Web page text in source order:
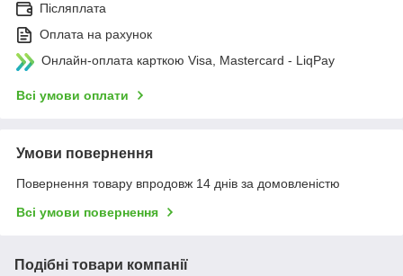
Післяплата
Оплата на рахунок
Онлайн-оплата карткою Visa, Mastercard - LiqPay
Всі умови оплати
Умови повернення
Повернення товару впродовж 14 днів за домовленістю
Всі умови повернення
Подібні товари компанії